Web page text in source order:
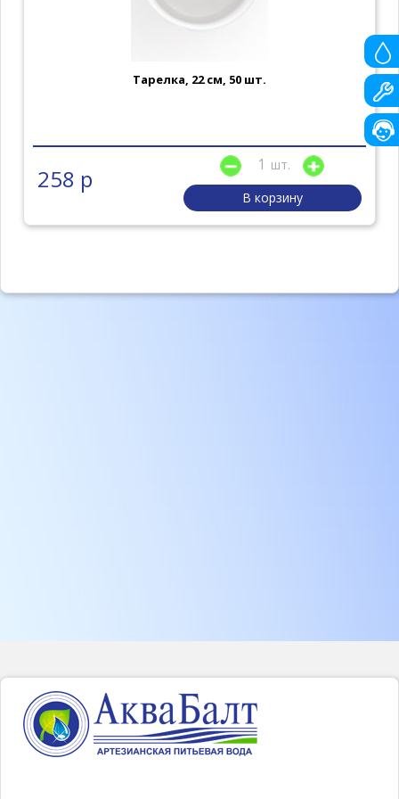
Тарелка, 22 см, 50 шт.
258 р
шт.
В корзину